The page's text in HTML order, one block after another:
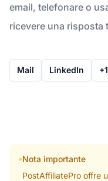
email, telefonare o
ricevere una risposta
Mail LinkedIn
Nota importante
PostAffiliatePro offre